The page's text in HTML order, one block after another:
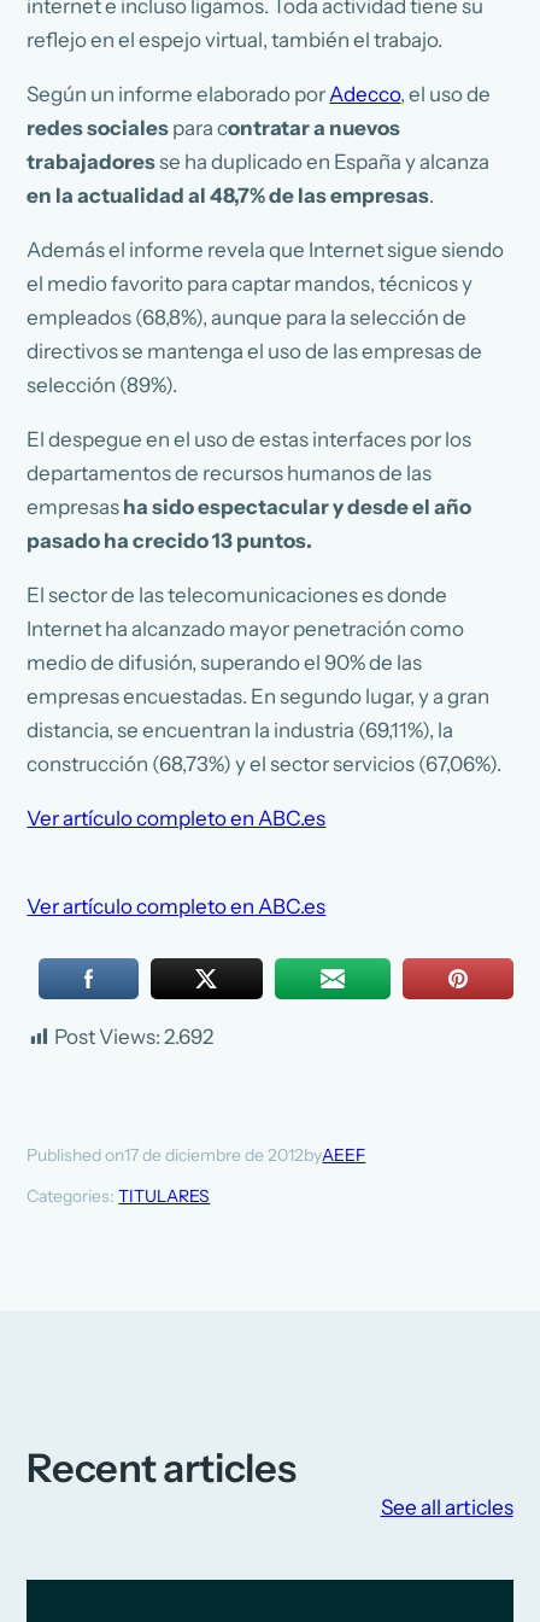
internet e incluso ligamos. Toda actividad tiene su
reflejo en el espejo virtual, también el trabajo.
Según un informe elaborado porAdecco, el uso de
redes sociales para contratar a nuevos
trabajadoresse ha duplicado en España y alcanza
en la actualidad al 48,7% de las empresas.
Además el informe revela que Internet sigue siendo
el medio favorito para captar mandos, técnicos y
empleados (68,8%), aunque para la selección de
directivos se mantenga el uso de las empresas de
selección (89%).
El despegue en el uso de estas interfaces por los
departamentos de recursos humanos de las
empresas ha sido espectacular y desde el año
pasado ha crecido 13 puntos.
El sector de las telecomunicaciones es donde
Internet ha alcanzado mayor penetración como
medio de difusión, superando el 90% de las
empresas encuestadas. En segundo lugar, y a gran
distancia, se encuentran la industria (69,11%), la
construcción (68,73%) y el sector servicios (67,06%).
Ver artículo completo en ABC.es
Ver artículo completo en ABC.es
Post Views: 2.692
Published on17 de diciembre de 2012byAEEF
Categories:TITULARES
Recent articles
See all articles